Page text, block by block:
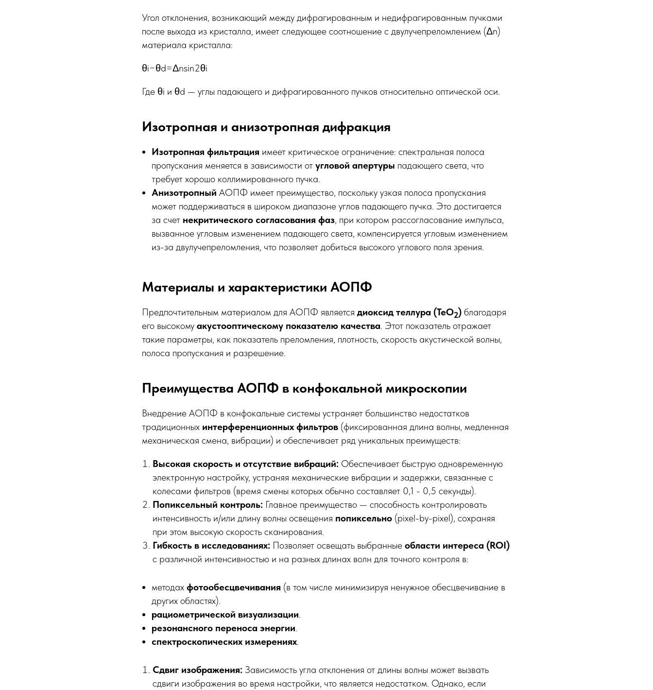
Угол отклонения, возникающий между дифрагированным и недифрагированным пучками
после выхода из кристалла, имеет следующее соотношение с двулучепреломлением (Δn)
материала кристалла:
θi​−θd​=Δnsin2θi​
Где θi​ и θd​ — углы падающего и дифрагированного пучков относительно оптической оси.
Изотропная и анизотропная дифракция
Изотропная фильтрация имеет критическое ограничение: спектральная полоса
пропускания меняется в зависимости от угловой апертуры падающего света, что
требует хорошо коллимированного пучка.
Анизотропный АОПФ имеет преимущество, поскольку узкая полоса пропускания
может поддерживаться в широком диапазоне углов падающего пучка. Это достигается
за счет некритического согласования фаз, при котором рассогласование импульса,
вызванное угловым изменением падающего света, компенсируется угловым изменением
из-за двулучепреломления, что позволяет добиться высокого углового поля зрения.
Материалы и характеристики АОПФ
Предпочтительным материалом для АОПФ является диоксид теллура (TeO2) благодаря
его высокому акустооптическому показателю качества. Этот показатель отражает
такие параметры, как показатель преломления, плотность, скорость акустической волны,
полоса пропускания и разрешение.
Преимущества АОПФ в конфокальной микроскопии
Внедрение АОПФ в конфокальные системы устраняет большинство недостатков
традиционных интерференционных фильтров (фиксированная длина волны, медленная
механическая смена, вибрации) и обеспечивает ряд уникальных преимуществ:
Высокая скорость и отсутствие вибраций: Обеспечивает быструю одновременную
электронную настройку, устраняя механические вибрации и задержки, связанные с
колесами фильтров (время смены которых обычно составляет 0,1 - 0,5 секунды).
Попиксельный контроль: Главное преимущество — способность контролировать
интенсивность и/или длину волны освещения попиксельно (pixel-by-pixel), сохраняя
при этом высокую скорость сканирования.
Гибкость в исследованиях: Позволяет освещать выбранные области интереса (ROI)
с различной интенсивностью и на разных длинах волн для точного контроля в:
методах фотообесцвечивания (в том числе минимизируя ненужное обесцвечивание в
других областях).
рациометрической визуализации.
резонансного переноса энергии.
спектроскопических измерениях.
Сдвиг изображения: Зависимость угла отклонения от длины волны может вызвать
сдвиги изображения во время настройки, что является недостатком. Однако, если